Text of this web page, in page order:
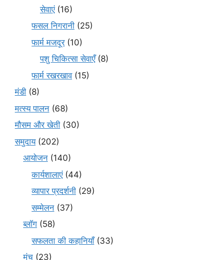
सेवाएं(16)
फसल निगरानी (25)
फार्म मजदूर(10)
पशु चिकित्सा सेवाएँ(8)
फार्म रखरखाव(15)
मंडी (8)
मत्स्य पालन (68)
मौसम और खेती (30)
समुदाय(202)
आयोजन (140)
कार्यशालाएं(44)
व्यापार प्रदर्शनी (29)
सम्मेलन (37)
ब्लॉग (58)
सफलता की कहानियाँ(33)
मंच (23)